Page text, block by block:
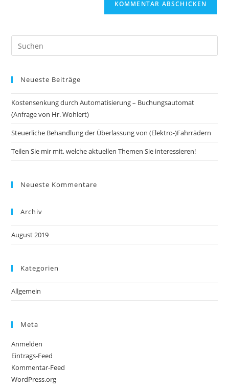
Neueste Beiträge
Kostensenkung durch Automatisierung – Buchungsautomat
(Anfrage von Hr. Wohlert)
Steuerliche Behandlung der Überlassung von (Elektro-)Fahrrädern
Teilen Sie mir mit, welche aktuellen Themen Sie interessieren!
Neueste Kommentare
Archiv
August 2019
Kategorien
Allgemein
Meta
Anmelden
Eintrags-Feed
Kommentar-Feed
WordPress.org